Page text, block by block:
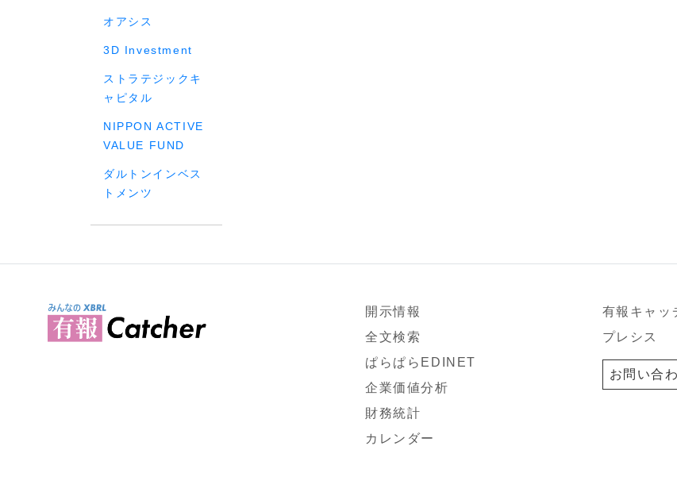
オアシス
3D Investment
ストラテジックキ
ャピタル
NIPPON ACTIVE
VALUE FUND
ダルトンインベス
トメンツ
開示情報
全文検索
ぱらぱらEDINET
企業価値分析
財務統計
カレンダー
有報キャッ
プレシス
お問い合